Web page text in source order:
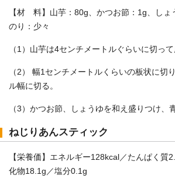
【材 料】山芋：80g、かつお節：1g、し
のり：少々
（1）山芋は4センチメートルぐらいに切っ
（2） 幅1センチメートルくらいの板状に切
ル幅に切る。
（3）かつお節、しょうゆを和え盛りつけ、
ねじりあんスティック
【栄養価】エネルギー128kcal／たんぱく質
化物18.1g／塩分0.1g